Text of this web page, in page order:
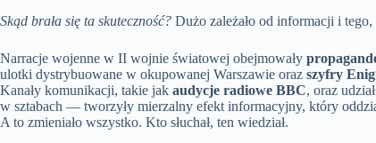
Skąd brała się ta skuteczność? Dużo zależało od informacji i
Narracje wojenne w II wojnie światowej obejmowały
ulotki dystrybuowane w okupowanej Warszawie oraz szyfry
Kanały komunikacji, takie jak audycje radiowe BBC, oraz
w sztabach — tworzyły mierzalny efekt informacyjny, który
A to zmieniało wszystko. Kto słuchał, ten wiedział.